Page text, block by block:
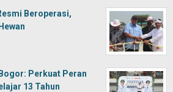
Beroperasi,
Perkuat Peran
13 Tahun